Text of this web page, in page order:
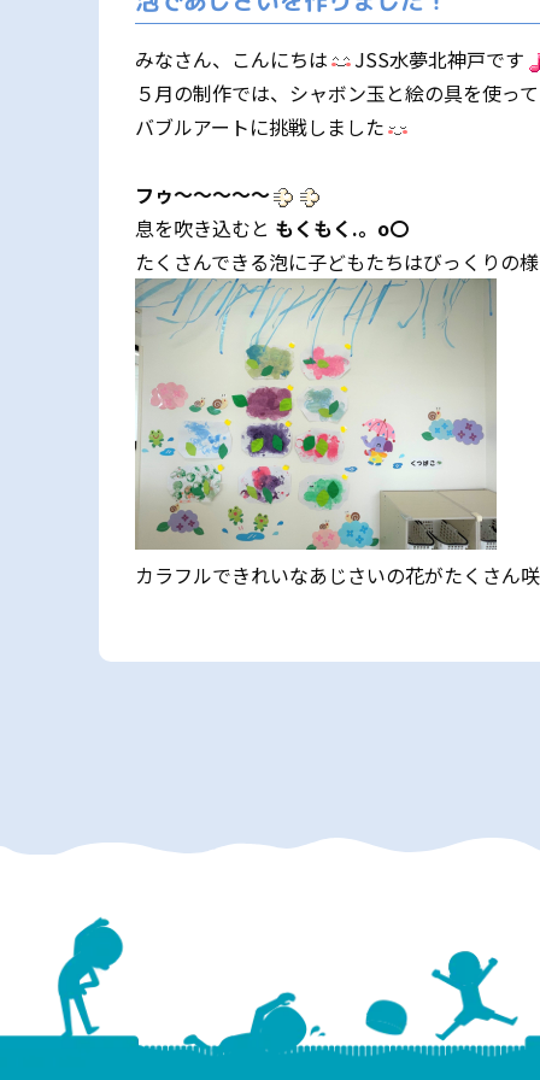
みなさん、こんにちは
JSS水夢北神戸です
５月の制作では、シャボン玉と絵の具を使って
バブルアートに挑戦しました
フゥ～～～～～
息を吹き込むと もくもく.。o〇
たくさんできる泡に子どもたちはびっくりの
カラフルできれいなあじさいの花がたくさん